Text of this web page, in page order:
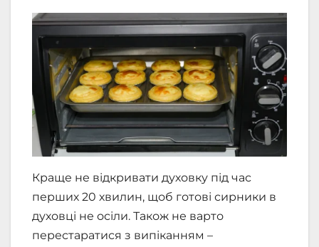
Краще не відкривати духовку під час
перших 20 хвилин, щоб готові сирники в
духовці не осіли. Також не варто
перестаратися з випіканням –